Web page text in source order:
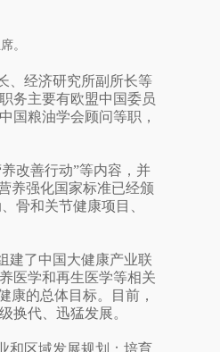
。
、经济研究所副所长等
务主要有欧盟中国委员
国粮油学会顾问等职，
改善行动”等内容，并
养强化国家标准已经颁
骨和关节健康项目、
建了中国大健康产业联
医学和再生医学等相关
康的总体目标。目前，
换代、迅猛发展。
和区域发展规划；培育